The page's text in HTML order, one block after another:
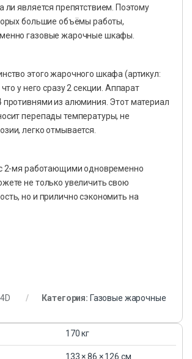
ли является препятствием. Поэтому
большие объёмы работы,
газовые жарочные шкафы.
этого жарочного шкафа (артикул:
у него сразу 2 секции. Аппарат
противнями из алюминия. Этот материал
перепады температуры, не
легко отмывается.
2-мя работающими одновременно
не только увеличить свою
но и прилично сэкономить на
Категория: Газовые жарочные
170 кг
133 × 86 × 126 см